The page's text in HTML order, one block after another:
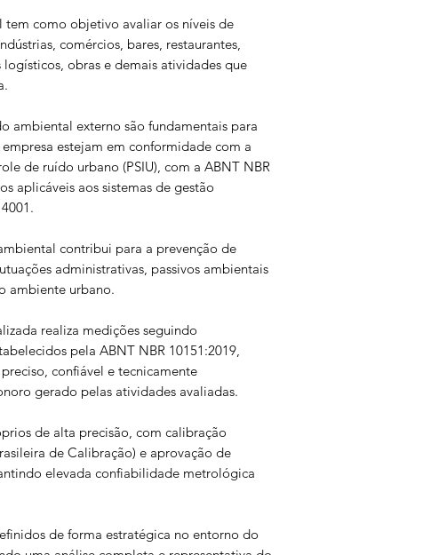
como objetivo avaliar os níveis de
comércios, bares, restaurantes,
obras e demais atividades que
ambiental externo são fundamentais para
estejam em conformidade com a
de ruído urbano (PSIU), com a ABNT NBR
aplicáveis aos sistemas de gestão
contribui para a prevenção de
administrativas, passivos ambientais
ambiente urbano.
realiza medições seguindo
pela ABNT NBR 10151:2019,
confiável e tecnicamente
gerado pelas atividades avaliadas.
de alta precisão, com calibração
de Calibração) e aprovação de
elevada confiabilidade metrológica
de forma estratégica no entorno do